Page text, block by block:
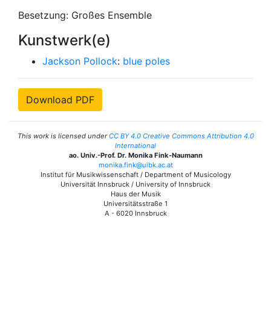
Besetzung: Großes Ensemble
Kunstwerk(e)
Jackson Pollock: blue poles
Download PDF
This work is licensed underCC BY 4.0 Creative Commons Attribution 4.0
International
ao. Univ.-Prof. Dr. Monika Fink-Naumann
monika.fink@uibk.ac.at
Institut für Musikwissenschaft / Department of Musicology
Universität Innsbruck / University of Innsbruck
Haus der Musik
Universitätsstraße 1
A - 6020 Innsbruck